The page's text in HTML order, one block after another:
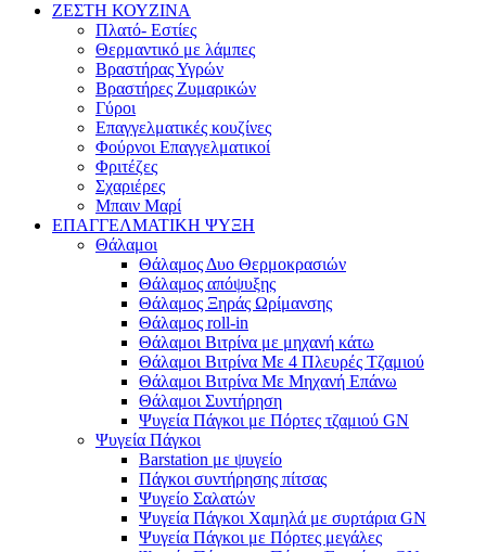
ΖΕΣΤΗ ΚΟΥΖΙΝΑ
Πλατό- Εστίες
Θερμαντικό με λάμπες
Βραστήρας Υγρών
Βραστήρες Ζυμαρικών
Γύροι
Επαγγελματικές κουζίνες
Φούρνοι Επαγγελματικοί
Φριτέζες
Σχαριέρες
Μπαιν Μαρί
ΕΠΑΓΓΕΛΜΑΤΙΚΗ ΨΥΞΗ
Θάλαμοι
Θάλαμος Δυο Θερμοκρασιών
Θάλαμος απόψυξης
Θάλαμος Ξηράς Ωρίμανσης
Θάλαμος roll-in
Θάλαμοι Βιτρίνα με μηχανή κάτω
Θάλαμοι Βιτρίνα Με 4 Πλευρές Τζαμιού
Θάλαμοι Βιτρίνα Με Μηχανή Επάνω
Θάλαμοι Συντήρηση
Ψυγεία Πάγκοι με Πόρτες τζαμιού GN
Ψυγεία Πάγκοι
Barstation με ψυγείο
Πάγκοι συντήρησης πίτσας
Ψυγείο Σαλατών
Ψυγεία Πάγκοι Χαμηλά με συρτάρια GN
Ψυγεία Πάγκοι με Πόρτες μεγάλες